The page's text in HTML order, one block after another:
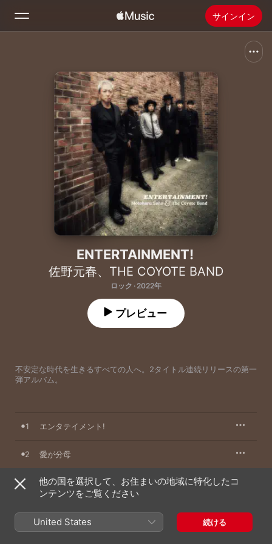
サインイン
ホーム
新着おすすめ
ラジオ
Apple Musicをインストール
ENTERTAINMENT!
佐野元春、 THE COYOTE BAND
ロック · 2022年
不安定な時代を生きるすべての人へ。2タイトル連続リリースの第一
弾アルバム。
プレビュー
1 エンタテイメント!
2 愛が分母
3 この道 (2022mix version)
他の国を選択して、お住まいの地域に特化したコ
ンテンツをご覧ください
United States 続ける